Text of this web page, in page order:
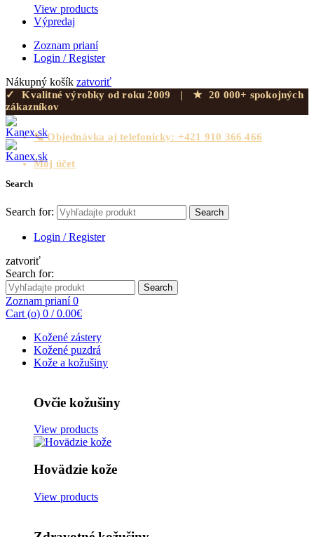
View products
Výpredaj
Zoznam prianí
Login / Register
Nákupný košík zatvoriť
✓ Kvalitné výrobky od roku 2009 | ★
20 000+ spokojných
zákazníkov
📞 Objednávka aj telefonicky: +421 910 366 466
Môj účet
Search
Search for: Search
Login / Register
zatvoriť
Search for:
Search
Zoznam prianí0
Cart (o) 0 / 0.00€
Kožené zástery
Kožené puzdrá
Kože a kožušiny
Ovčie kožušiny
View products
Hovädzie kože
View products